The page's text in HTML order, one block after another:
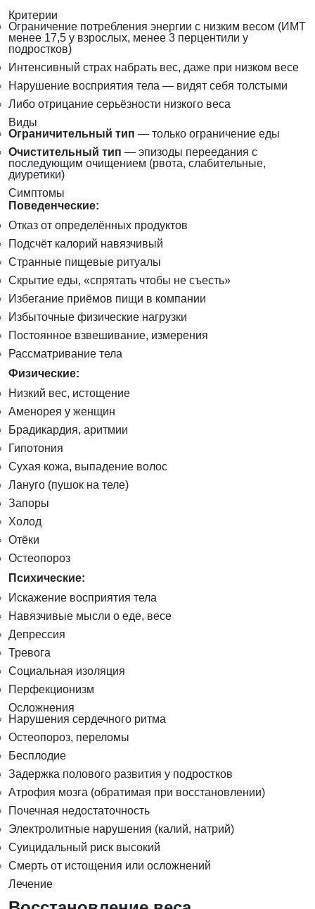
Критерии
Ограничение потребления энергии с низким весом (ИМТ
менее 17,5 у взрослых, менее 3 перцентили у
подростков)
Интенсивный страх набрать вес, даже при низком весе
Нарушение восприятия тела — видят себя толстыми
Либо отрицание серьёзности низкого веса
Виды
Ограничительный тип — только ограничение еды
Очистительный тип — эпизоды переедания с
последующим очищением (рвота, слабительные,
диуретики)
Симптомы
Поведенческие:
Отказ от определённых продуктов
Подсчёт калорий навязчивый
Странные пищевые ритуалы
Скрытие еды, «спрятать чтобы не съесть»
Избегание приёмов пищи в компании
Избыточные физические нагрузки
Постоянное взвешивание, измерения
Рассматривание тела
Физические:
Низкий вес, истощение
Аменорея у женщин
Брадикардия, аритмии
Гипотония
Сухая кожа, выпадение волос
Лануго (пушок на теле)
Запоры
Холод
Отёки
Остеопороз
Психические:
Искажение восприятия тела
Навязчивые мысли о еде, весе
Депрессия
Тревога
Социальная изоляция
Перфекционизм
Осложнения
Нарушения сердечного ритма
Остеопороз, переломы
Бесплодие
Задержка полового развития у подростков
Атрофия мозга (обратимая при восстановлении)
Почечная недостаточность
Электролитные нарушения (калий, натрий)
Суицидальный риск высокий
Смерть от истощения или осложнений
Лечение